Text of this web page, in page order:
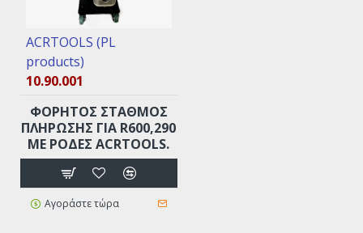
ACRTOOLS (PL
products)
10.90.001
ΦΟΡΗΤΟΣ ΣΤΑΘΜΟΣ
ΠΛΗΡΩΣΗΣ ΓΙΑ R600,290
ΜΕ ΡΌΔΕΣ ACRTOOLS.
Αγοράστε τώρα